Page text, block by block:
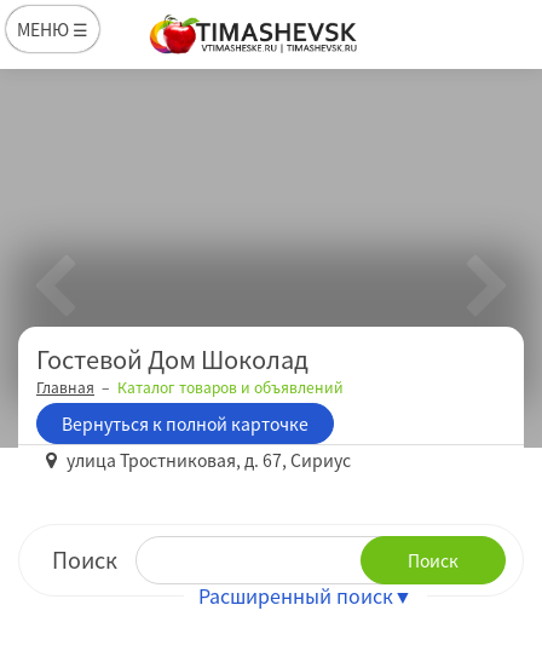
МЕНЮ ☰
Гостевой Дом Шоколад
Главная Каталог товаров и объявлений
Вернуться к полной карточке
улица Тростниковая, д. 67, Сириус
Поиск Поиск